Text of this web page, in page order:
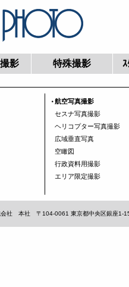
影 特殊撮影
航空写真撮影
セスナ写真撮影
ヘリコプター写真撮影
広域垂直写真
空瞰図
行政資料用撮影
エリア限定撮影
会社 本社 〒104-0061 東京都中央区銀座1-